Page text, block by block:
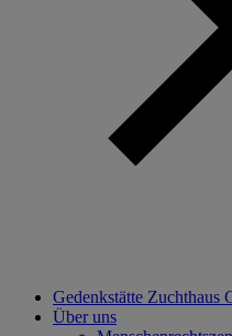
Gedenkstätte Zuchthaus
Über uns